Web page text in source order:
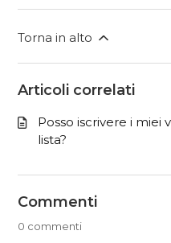
Torna in alto
Articoli correlati
Posso iscrivere i miei
lista?
Commenti
0 commenti